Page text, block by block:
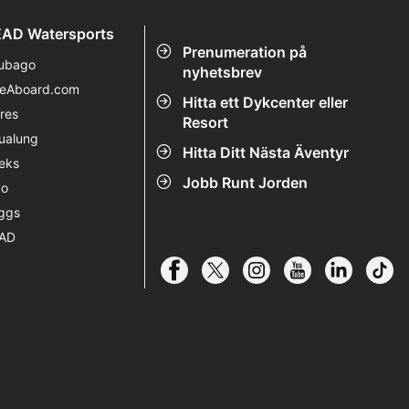
Prenumeration på
nyhetsbrev
Hitta ett Dykcenter eller
Resort
Hitta Ditt Nästa Äventyr
Jobb Runt Jorden
Watersports